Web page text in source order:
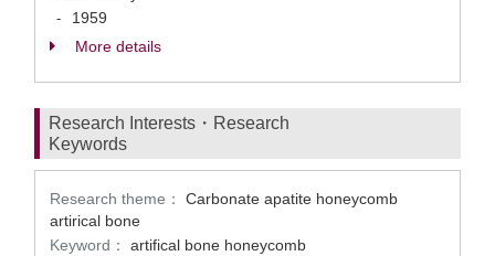
-
1959
More details
Research Interests・Research
Keywords
Research theme：
Carbonate apatite honeycomb
artirical bone
Keyword：
artifical bone honeycomb